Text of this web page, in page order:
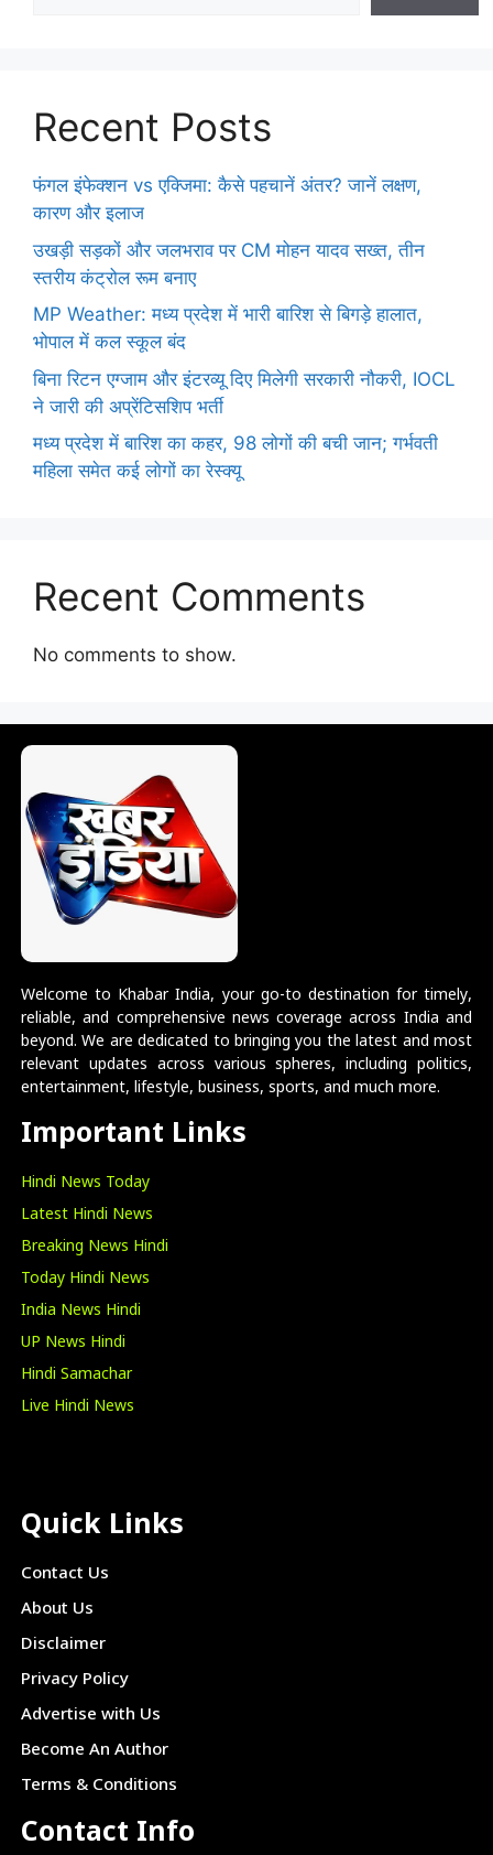
Recent Posts
फंगल इंफेक्शन vs एक्जिमा: कैसे पहचानें अंतर? जानें लक्षण,
कारण और इलाज
उखड़ी सड़कों और जलभराव पर CM मोहन यादव सख्त, तीन
स्तरीय कंट्रोल रूम बनाए
MP Weather: मध्य प्रदेश में भारी बारिश से बिगड़े हालात,
भोपाल में कल स्कूल बंद
बिना रिटन एग्जाम और इंटरव्यू दिए मिलेगी सरकारी नौकरी, IOCL
ने जारी की अप्रेंटिसशिप भर्ती
मध्य प्रदेश में बारिश का कहर, 98 लोगों की बची जान; गर्भवती
महिला समेत कई लोगों का रेस्क्यू
Recent Comments
No comments to show.
Welcome to Khabar India, your go-to destination for timely,
reliable, and comprehensive news coverage across India and
beyond. We are dedicated to bringing you the latest and most
relevant updates across various spheres, including politics,
entertainment, lifestyle, business, sports, and much more.
Important Links
Hindi News Today
Latest Hindi News
Breaking News Hindi
Today Hindi News
India News Hindi
UP News Hindi
Hindi Samachar
Live Hindi News
Quick Links
Contact Us
About Us
Disclaimer
Privacy Policy
Advertise with Us
Become An Author
Terms & Conditions
Contact Info